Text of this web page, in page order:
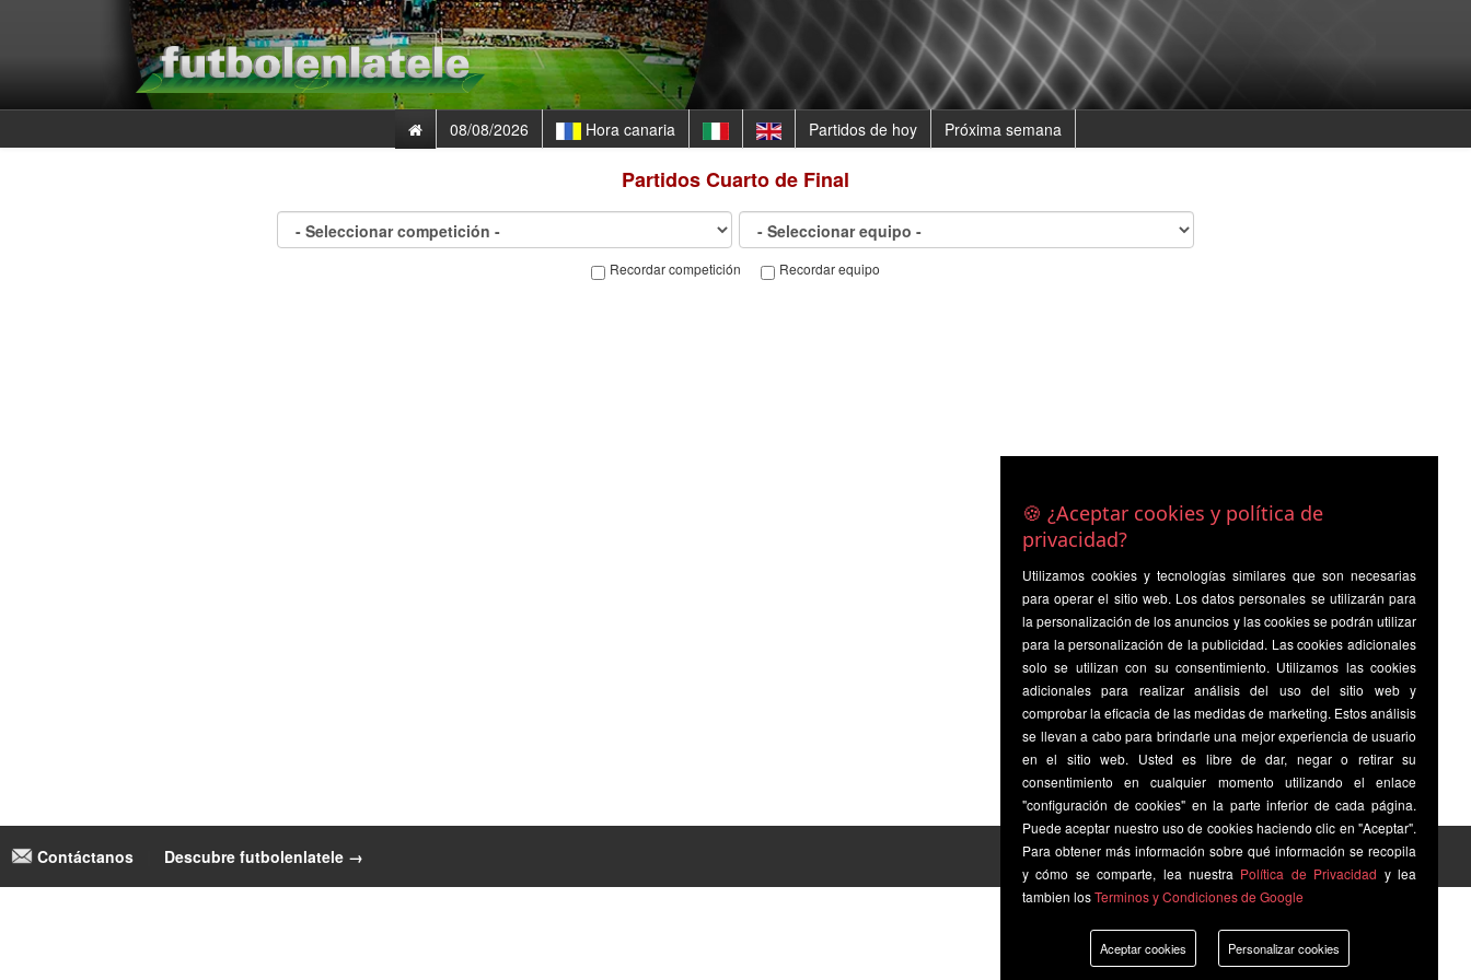
08/08/2026 Hora canaria Partidos de hoy Próxima semana
PartidosCuarto de Final
Recordar competición Recordar equipo
Contáctanos Descubre futbolenlatele →
🍪 ¿Aceptar cookies y política de
privacidad?
Utilizamos cookies y tecnologías similares que son necesarias
para operar el sitio web. Los datos personales se utilizarán para
la personalización de los anuncios y las cookies se podrán utilizar
para la personalización de la publicidad. Las cookies adicionales
solo se utilizan con su consentimiento. Utilizamos las cookies
adicionales para realizar análisis del uso del sitio web y
comprobar la eficacia de las medidas de marketing. Estos análisis
se llevan a cabo para brindarle una mejor experiencia de usuario
en el sitio web. Usted es libre de dar, negar o retirar su
consentimiento en cualquier momento utilizando el enlace
"configuración de cookies" en la parte inferior de cada página.
Puede aceptar nuestro uso de cookies haciendo clic en "Aceptar".
Para obtener más información sobre qué información se recopila
y cómo se comparte, lea nuestra Política de Privacidad y lea
tambien losTerminos y Condiciones de Google
Aceptar cookies Personalizar cookies